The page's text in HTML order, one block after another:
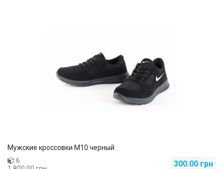
Мужские кроссовки М10 черный
300.00 грн
6